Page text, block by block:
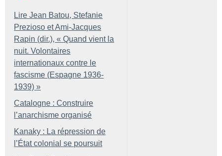
Lire Jean Batou, Stefanie
Prezioso et Ami-Jacques
Rapin (dir.), « Quand vient la
nuit. Volontaires
internationaux contre le
fascisme (Espagne 1936-
1939) »
Catalogne : Construire
l’anarchisme organisé
Kanaky : La répression de
l’État colonial se poursuit